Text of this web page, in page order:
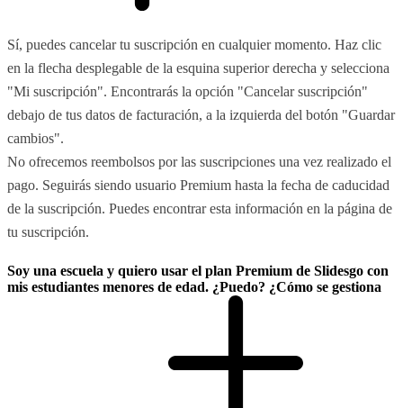
Sí, puedes cancelar tu suscripción en cualquier momento. Haz clic
en la flecha desplegable de la esquina superior derecha y selecciona
"Mi suscripción". Encontrarás la opción "Cancelar suscripción"
debajo de tus datos de facturación, a la izquierda del botón "Guardar
cambios".
No ofrecemos reembolsos por las suscripciones una vez realizado el
pago. Seguirás siendo usuario Premium hasta la fecha de caducidad
de la suscripción. Puedes encontrar esta información en la página de
tu suscripción.
Soy una escuela y quiero usar el plan Premium de Slidesgo con
mis estudiantes menores de edad. ¿Puedo? ¿Cómo se gestiona